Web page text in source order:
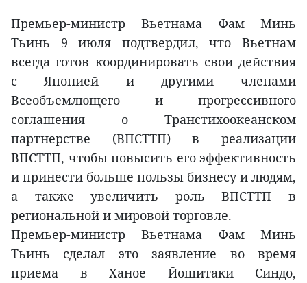
Премьер-министр Вьетнама Фам Минь
Тьинь 9 июля подтвердил, что Вьетнам
всегда готов координировать свои действия
с Японией и другими членами
Всеобъемлющего и прогрессивного
соглашения о Транстихоокеанском
партнерстве (ВПСТТП) в реализации
ВПСТТП, чтобы повысить его эффективность
и принести больше пользы бизнесу и людям,
а также увеличить роль ВПСТТП в
региональной и мировой торговле.
Премьер-министр Вьетнама Фам Минь
Тьинь сделал это заявление во время
приема в Ханое Йошитаки Синдо,